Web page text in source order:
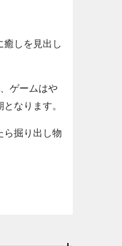
癒しを見出し
ゲームはや
なります。
ら掘り出し物